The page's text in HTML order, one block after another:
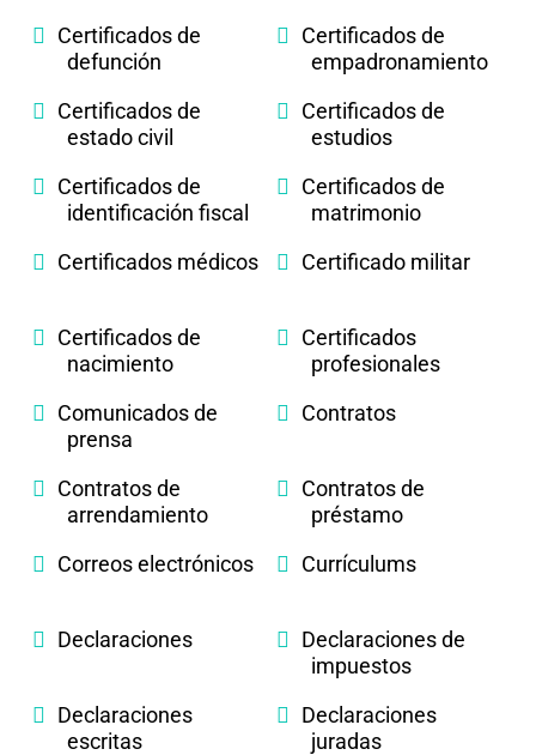
Certificados de
defunción
Certificados de
empadronamiento
Certificados de
estado civil
Certificados de
estudios
Certificados de
identificación fiscal
Certificados de
matrimonio
Certificados médicos
Certificado militar
Certificados de
nacimiento
Certificados
profesionales
Comunicados de
prensa
Contratos
Contratos de
arrendamiento
Contratos de
préstamo
Correos electrónicos
Currículums
Declaraciones
Declaraciones de
impuestos
Declaraciones
escritas
Declaraciones
juradas